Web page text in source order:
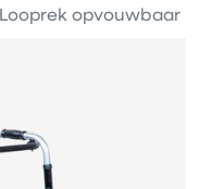
Looprek opvouwbaar